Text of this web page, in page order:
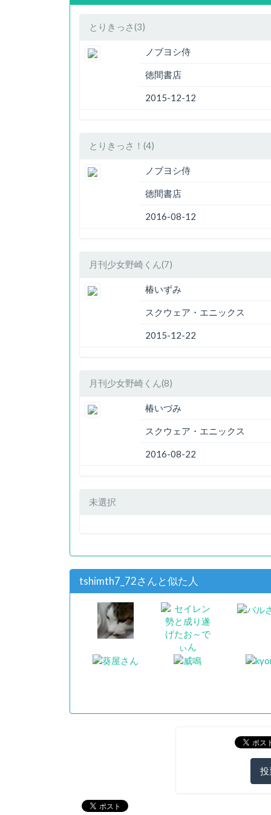
とりきっさ(3)
ノブヨシ侍
徳間書店
2015-12-12
とりきっさ！(4)
ノブヨシ侍
徳間書店
2016-08-12
月刊少女野崎くん(7)
椿いずみ
スクウェア・エニックス
2015-12-22
月刊少女野崎くん(8)
椿いづみ
スクウェア・エニックス
2016-08-22
未選択
tshimth7_72さんと似た人
投